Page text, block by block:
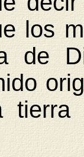
los
de